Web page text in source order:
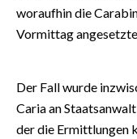
PUBBLICITÀ
SPIAGGE
woraufhin die
Vormittag
Der Fall wurde
Caria an
der die Ermittlungen